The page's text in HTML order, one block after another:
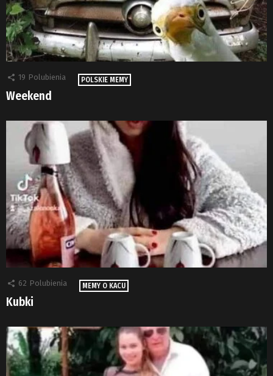
19 Polubienia POLSKIE MEMY
Weekend
62 Polubienia MEMY O KACU
Kubki